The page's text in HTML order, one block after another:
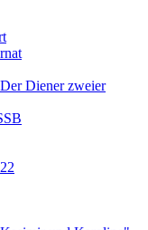
Diener zweier